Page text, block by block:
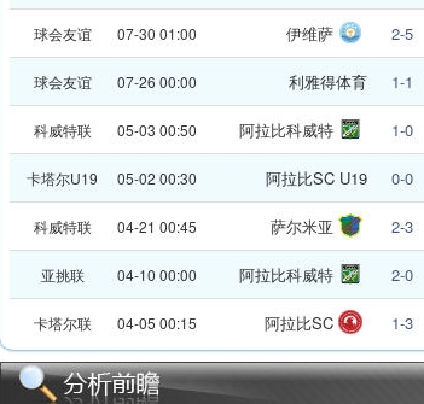
球会友谊 07-30 01:00 伊维萨 2-5
球会友谊 07-26 00:00 利雅得体育 1-1
科威特联 05-03 00:50 阿拉比科威特 1-0
卡塔尔U19 05-02 00:30 阿拉比SC U19 0-0
科威特联 04-21 00:45 萨尔米亚 2-3
亚挑联 04-10 00:00 阿拉比科威特 2-0
卡塔尔联 04-05 00:15 阿拉比SC 1-3